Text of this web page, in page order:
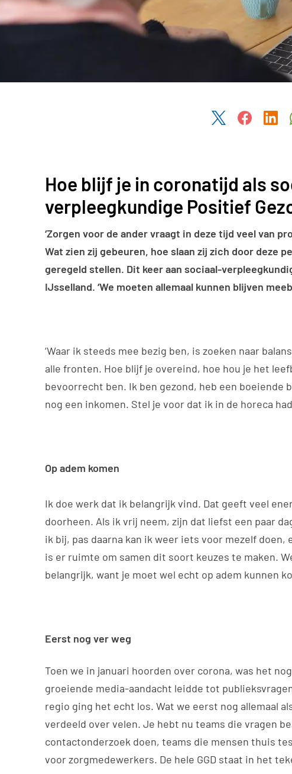
Deel ditDeel
Hoe blijf je in coronatijd als
verpleegkundige Positief
‘Zorgen voor de ander vraagt in deze tijd veel van
Wat zien zij gebeuren, hoe slaan zij zich door deze
geregeld stellen. Dit keer aan sociaal-
IJsselland. ‘We moeten allemaal kunnen blijven
‘Waar ik steeds mee bezig ben, is zoeken naar
alle fronten. Hoe blijf je overeind, hoe hou je het
bevoorrecht ben. Ik ben gezond, heb een boeiende
nog een inkomen. Stel je voor dat ik in de horeca
Op adem komen
Ik doe werk dat ik belangrijk vind. Dat geeft veel
doorheen. Als ik vrij neem, zijn dat liefst een paar
ik bij, pas daarna kan ik weer iets voor mezelf doen,
is er ruimte om samen dit soort keuzes te maken.
belangrijk, want je moet wel echt op adem kunnen
Eerst nog ver weg
Toen we in januari hoorden over corona, was het
groeiende media-aandacht leidde tot
regio ging het echt los. Wat we eerst nog allemaal
verdeeld over velen. Je hebt nu teams die vragen
contactonderzoek doen, teams die mensen thuis
voor zorgmedewerkers. De hele GGD staat in het